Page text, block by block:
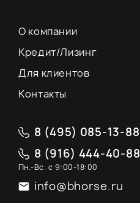
О компании
Кредит/Лизинг
Для клиентов
Контакты
8 (495) 085-13-88
8 (916) 444-40-88
Пн.-Вс. с 9:00-18:00
info@bhorse.ru